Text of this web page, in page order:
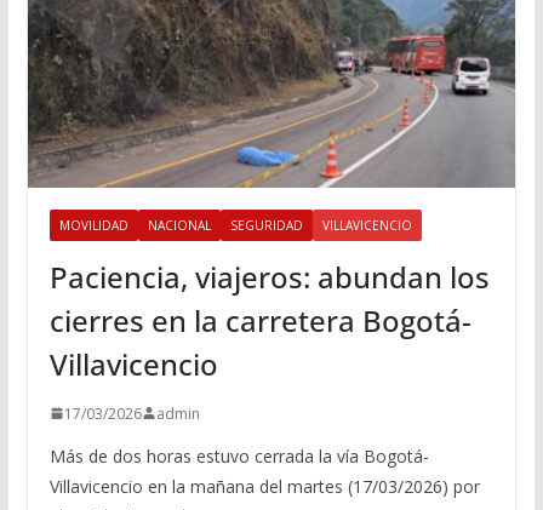
MOVILIDAD NACIONAL SEGURIDAD VILLAVICENCIO
Paciencia, viajeros: abundan los
cierres en la carretera Bogotá-
Villavicencio
17/03/2026 admin
Más de dos horas estuvo cerrada la vía Bogotá-
Villavicencio en la mañana del martes (17/03/2026) por